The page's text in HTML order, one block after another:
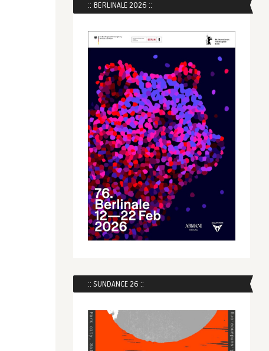
:: BERLINALE 2026 ::
:: SUNDANCE 26 ::